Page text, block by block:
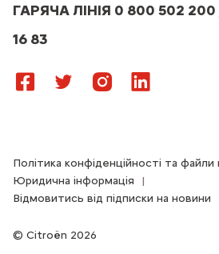
ГАРЯЧА ЛІНІЯ 0 800 502
16 83
Citroën 2026
Політика конфіденційності та файли
Юридична інформація
Відмовитись від підписки на новини